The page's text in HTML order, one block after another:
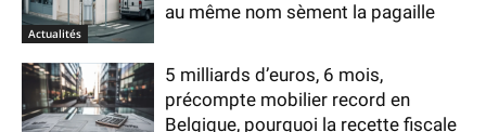
Actualités
au même nom sèment la pagaille
5 milliards d’euros, 6 mois,
précompte mobilier record en
Belgique, pourquoi la recette fiscale